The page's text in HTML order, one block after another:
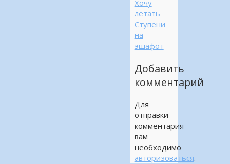
Хочу
летать
Ступени
на
эшафот
Добавить
комментарий
Для
отправки
комментария
вам
необходимо
авторизоваться.